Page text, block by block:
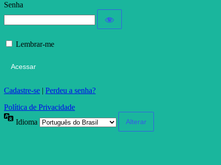
Senha
Lembrar-me
Cadastre-se | Perdeu a senha?
Política de Privacidade
Idioma